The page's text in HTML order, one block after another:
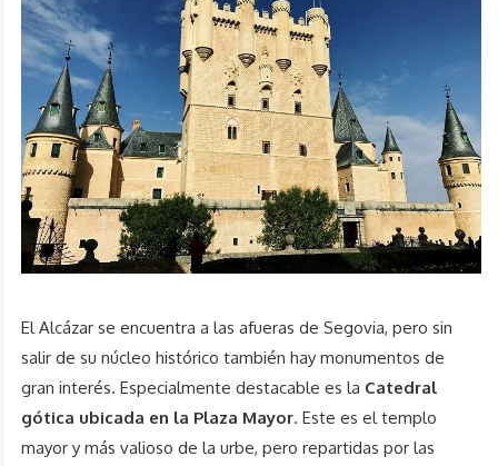
El Alcázar se encuentra a las afueras de Segovia, pero sin
salir de su núcleo histórico también hay monumentos de
gran interés. Especialmente destacable es la Catedral
gótica ubicada en la Plaza Mayor. Este es el templo
mayor y más valioso de la urbe, pero repartidas por las